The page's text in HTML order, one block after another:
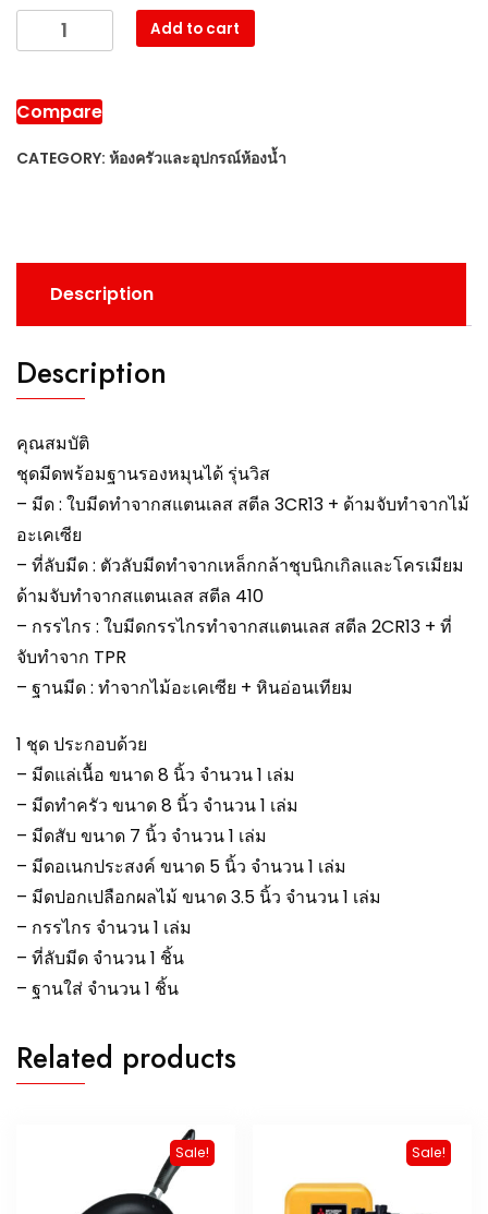
Add to cart
Compare
CATEGORY: ห้องครัวและอุปกรณ์ห้องน้ำ
Description
Description
คุณสมบัติ
ชุดมีดพร้อมฐานรองหมุนได้ รุ่นวิส
– มีด : ใบมีดทำจากสแตนเลส สตีล 3CR13 + ด้ามจับทำจากไม้
อะเคเซีย
– ที่ลับมีด : ตัวลับมีดทำจากเหล็กกล้าชุบนิกเกิลและโครเมียม
ด้ามจับทำจากสแตนเลส สตีล 410
– กรรไกร : ใบมีดกรรไกรทำจากสแตนเลส สตีล 2CR13 + ที่
จับทำจาก TPR
– ฐานมีด : ทำจากไม้อะเคเซีย + หินอ่อนเทียม
1 ชุด ประกอบด้วย
– มีดแล่เนื้อ ขนาด 8 นิ้ว จำนวน 1 เล่ม
– มีดทำครัว ขนาด 8 นิ้ว จำนวน 1 เล่ม
– มีดสับ ขนาด 7 นิ้ว จำนวน 1 เล่ม
– มีดอเนกประสงค์ ขนาด 5 นิ้ว จำนวน 1 เล่ม
– มีดปอกเปลือกผลไม้ ขนาด 3.5 นิ้ว จำนวน 1 เล่ม
– กรรไกร จำนวน 1 เล่ม
– ที่ลับมีด จำนวน 1 ชิ้น
– ฐานใส่ จำนวน 1 ชิ้น
Related products
Sale! Sale!